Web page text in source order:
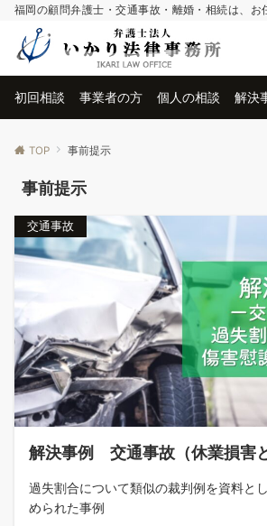
福岡の顧問弁護士・交通事故・離婚・相続は、お
初回相談 事業者の方 個人の相談 解決
TOP 事前提示
事前提示
交通事故
解決事例 交通事故（休業損害
過失割合について類似の裁判例を資料と
められた事例